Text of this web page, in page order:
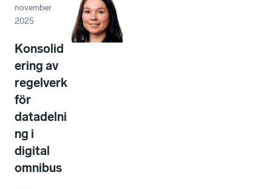
november
2025
Konsolid
ering av
regelverk
för
datadelni
ng i
digital
omnibus